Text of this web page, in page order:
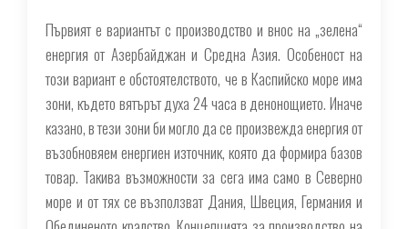
Първият е вариантът с производство и внос на „зелена“
енергия от Азербайджан и Средна Азия. Особеност на
този вариант е обстоятелството, че в Каспийско море има
зони, където вятърът духа 24 часа в денонощието. Иначе
казано, в тези зони би могло да се произвежда енергия от
възобновяем енергиен източник, която да формира базов
товар. Такива възможности за сега има само в Северно
море и от тях се възползват Дания, Швеция, Германия и